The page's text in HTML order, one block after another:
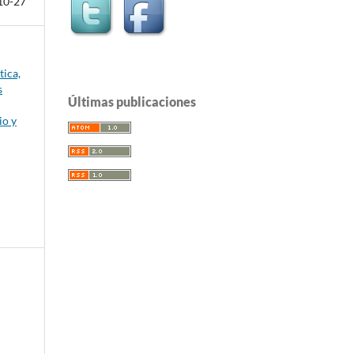
y
Últimas publicaciones